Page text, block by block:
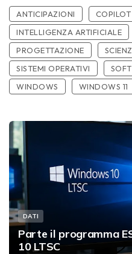
ANTICIPAZIONI COPILOT
INTELLIGENZA ARTIFICIALE
PROGETTAZIONE
SISTEMI OPERATIVI
WINDOWS
WINDOWS 11
DATI
Parte il programma
10 LTSC